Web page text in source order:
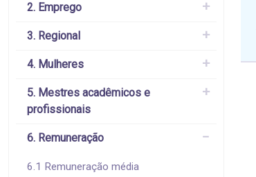
2. Emprego
3. Regional
4. Mulheres
5. Mestres acadêmicos e
profissionais
6. Remuneração
6.1 Remuneração média